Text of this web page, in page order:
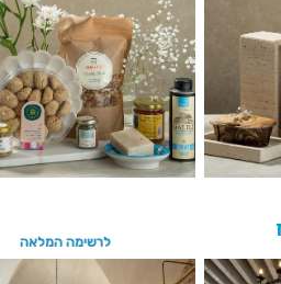
לרשימה המלאה